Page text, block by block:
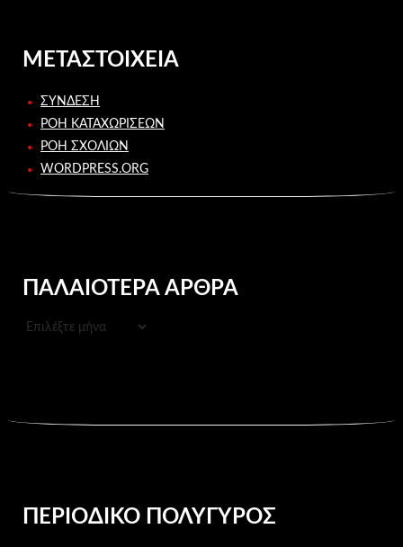
ΜΕΤΑΣΤΟΙΧΕΊΑ
ΣΎΝΔΕΣΗ
ΡΟΉ ΚΑΤΑΧΩΡΊΣΕΩΝ
ΡΟΉ ΣΧΟΛΊΩΝ
WORDPRESS.ORG
ΠΑΛΑΙΌΤΕΡΑ ΆΡΘΡΑ
ΠΑΛΑΙΌΤΕΡΑ
ΠΕΡΙΟΔΙΚΌ ΠΟΛΎΓΥΡΟΣ